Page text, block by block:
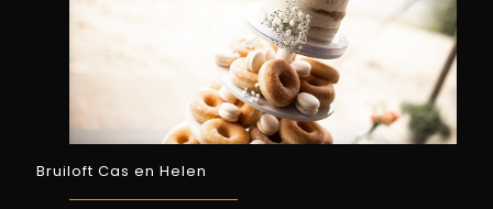
Bruiloft Cas en Helen